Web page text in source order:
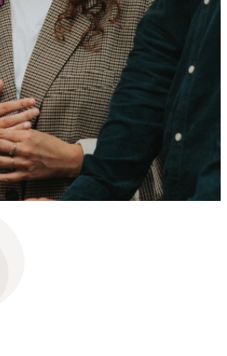
talent event
webinar te weten hoe je het juiste talent
en hoe Talent Sourcing Partner
Meet)